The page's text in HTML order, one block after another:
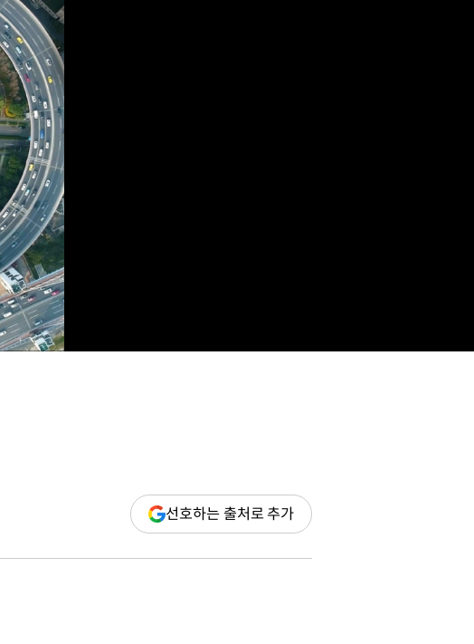
선호하는 출처로 추가(새
창
열림)